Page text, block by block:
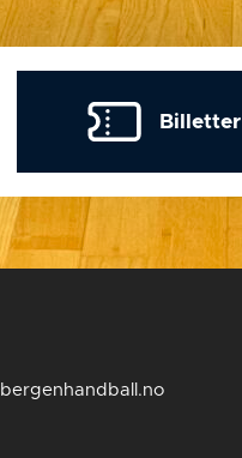
Billetter